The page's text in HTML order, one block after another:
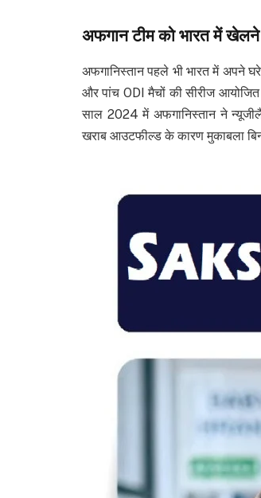
अफगान टीम को भारत में
अफगानिस्तान पहले भी भारत में अपने
और पांच ODI मैचों की सीरीज
साल 2024 में अफगानिस्तान ने
खराब आउटफील्ड के कारण मुकाबला